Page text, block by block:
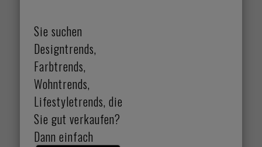
Sie suchen
Designtrends,
Farbtrends,
Wohntrends,
Lifestyletrends, die
Sie gut verkaufen?
Dann einfach